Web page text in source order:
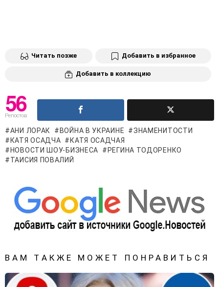
Читать позже Добавить в избранное
Добавить в коллекцию
56
Репостов
АНИ ЛОРАК ВОЙНА В УКРАИНЕ
ЗНАМЕНИТОСТИ
КАТЯ ОСАДЧА
КАТЯ ОСАДЧАЯ
НОВОСТИ ШОУ-БИЗНЕСА
РЕГИНА ТОДОРЕНКО
ТАИСИЯ ПОВАЛИЙ
ВАМ ТАКЖЕ МОЖЕТ ПОНРАВИТЬСЯ